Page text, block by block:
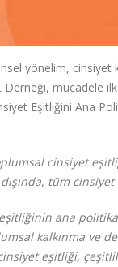
yönelim, cinsiyet
Derneği, mücadele
Eşitliğini Ana
cinsiyet
dışında, tüm
ana
kalkınma ve
eşitliği,